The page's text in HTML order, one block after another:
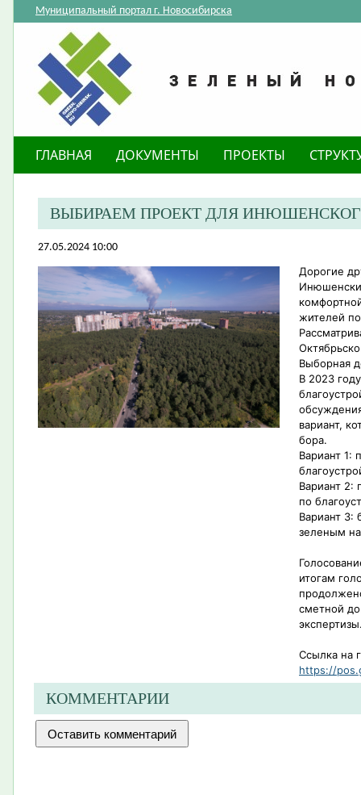
Муниципальный портал г. Новосибирска
ГЛАВНАЯ ДОКУМЕНТЫ ПРОЕКТЫ
ВЫБИРАЕМ ПРОЕКТ ДЛЯ
27.05.2024 10:00
Дорогие
жителей
Выборная
В 2023
вариант,
бора.
Вариант 1:
Вариант 2:
по
Вариант 3:
зеленым
итогам
сметной
Ссылка на
https://
КОММЕНТАРИИ